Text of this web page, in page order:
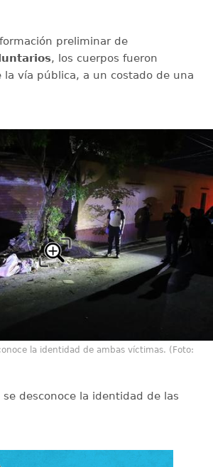
preliminar de
, los cuerpos fueron
la vía pública, a un costado de una
la identidad de ambas víctimas. (Foto:
desconoce la identidad de las